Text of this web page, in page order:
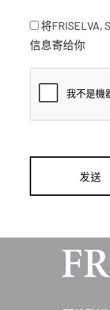
将FRISELVA,
信息寄给你